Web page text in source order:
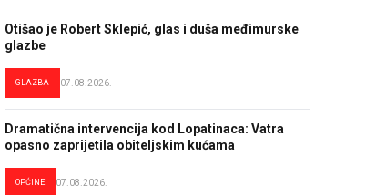
Otišao je Robert Sklepić, glas i duša međimurske
glazbe
GLAZBA 07.08.2026.
Dramatična intervencija kod Lopatinaca: Vatra
opasno zaprijetila obiteljskim kućama
OPĆINE 07.08.2026.